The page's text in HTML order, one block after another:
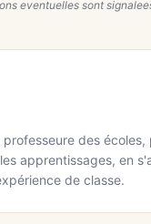
eventuelles sont
professeure des
apprentissages, en
de classe.